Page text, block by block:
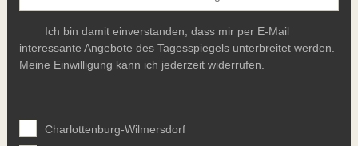
Ich bin damit einverstanden, dass mir per E-Mail
interessante Angebote des Tagesspiegels unterbreitet werden.
Meine Einwilligung kann ich jederzeit widerrufen.
Charlottenburg-Wilmersdorf